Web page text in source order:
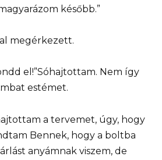
később.”
megérkezett.
el!”Sóhajtottam. Nem így
estémet.
a tervemet, úgy, hogy
Bennek, hogy a boltba
anyámnak viszem, de